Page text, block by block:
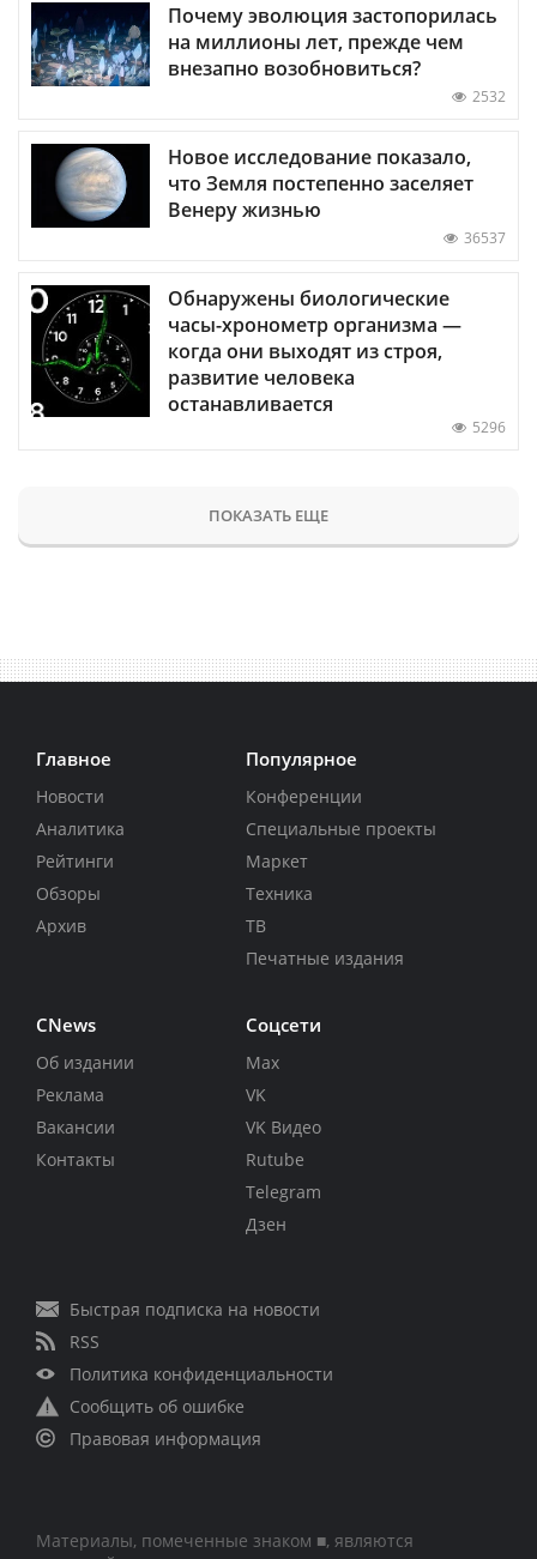
Почему эволюция застопорилась
на миллионы лет, прежде чем
внезапно возобновиться?
2532
Новое исследование показало,
что Земля постепенно заселяет
Венеру жизнью
36537
Обнаружены биологические
часы-хронометр организма —
когда они выходят из строя,
развитие человека
останавливается
5296
ПОКАЗАТЬ ЕЩЕ
Главное
Новости
Аналитика
Рейтинги
Обзоры
Архив
Популярное
Конференции
Специальные проекты
Маркет
Техника
ТВ
Печатные издания
CNews
Об издании
Реклама
Вакансии
Контакты
Соцсети
Max
VK
VK Видео
Rutube
Telegram
Дзен
Быстрая подписка на новости
RSS
Политика конфиденциальности
Сообщить об ошибке
Правовая информация
Материалы, помеченные знаком ■, являются